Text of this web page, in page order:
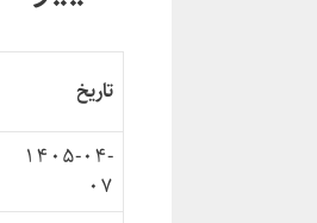
تاریخ
1405-04-
07